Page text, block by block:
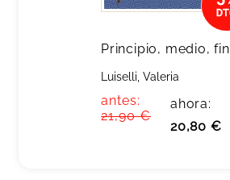
Principio, medio, fin
Luiselli, Valeria
antes:
21,90 €
ahora:
20,80 €